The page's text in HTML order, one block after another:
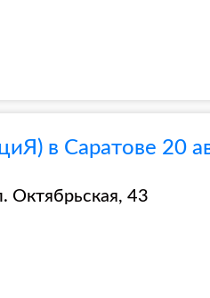
в Саратове 20
Октябрьская, 43